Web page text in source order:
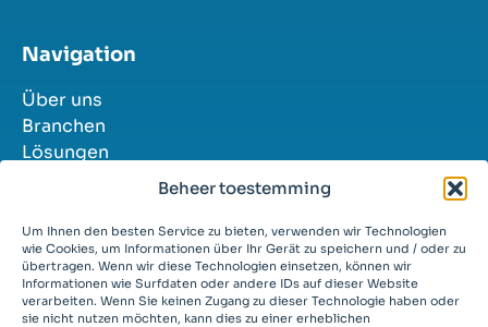
Beheer toestemming
Um Ihnen den besten Service zu bieten, verwenden wir Technologien
wie Cookies, um Informationen über Ihr Gerät zu speichern und / oder zu
übertragen. Wenn wir diese Technologien einsetzen, können wir
Informationen wie Surfdaten oder andere IDs auf dieser Website
verarbeiten. Wenn Sie keinen Zugang zu dieser Technologie haben oder
sie nicht nutzen möchten, kann dies zu einer erheblichen
Navigation
Über uns
Branchen
Lösungen
Erfolgsgeschichten
Stellenangebote